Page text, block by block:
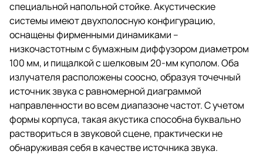
специальной напольной стойке. Акустические
системы имеют двухполосную конфигурацию,
оснащены фирменными динамиками –
низкочастотным с бумажным диффузором диаметром
100 мм, и пищалкой с шелковым 20-мм куполом. Оба
излучателя расположены соосно, образуя точечный
источник звука с равномерной диаграммой
направленности во всем диапазоне частот. С учетом
формы корпуса, такая акустика способна буквально
раствориться в звуковой сцене, практически не
обнаруживая себя в качестве источника звука.